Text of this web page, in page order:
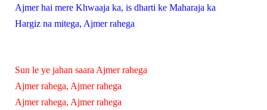
Ajmer hai mere Khwaaja ka, is dharti ke Maharaja ka
Hargiz na mitega, Ajmer rahega
Sun le ye jahan saara Ajmer rahega
Ajmer rahega, Ajmer rahega
Ajmer rahega, Ajmer rahega